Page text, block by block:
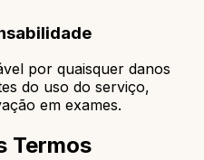
por quaisquer danos
do uso do serviço,
em exames.
Termos